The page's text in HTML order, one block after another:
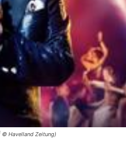
© Havelland Zeitung)